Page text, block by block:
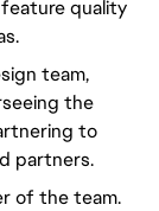
quality
team,
the
to
partners.
of the team.